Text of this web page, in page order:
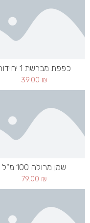
כפפת מברשת 1 יחידות
39.00 ₪
שמן מרולה 100 מ"ל
79.00 ₪